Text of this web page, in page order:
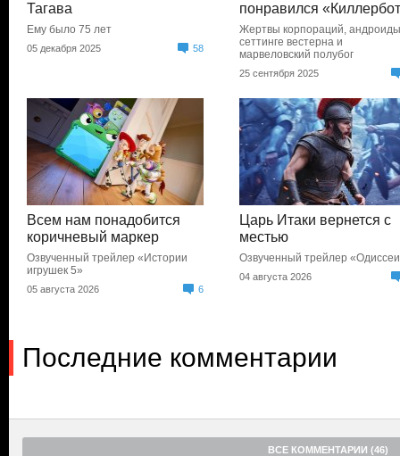
Тагава
Ему было 75 лет
05 декабря 2025 58
понравился
Жертвы корпораций,
сеттинге вестерна и
марвеловский полубог
25 сентября 2025
Всем нам понадобится
коричневый маркер
Озвученный трейлер «Истории
игрушек 5»
05 августа 2026 6
Царь Итаки вернется с
местью
Озвученный трейлер
04 августа 2026
Последние комментарии
ВСЕ КОММЕНТАРИИ (46)